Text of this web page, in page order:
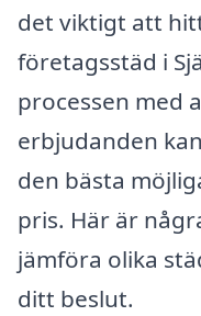
det viktigt att
företagsstäd i
processen med
erbjudanden
den bästa
pris. Här är
jämföra olika
ditt beslut.